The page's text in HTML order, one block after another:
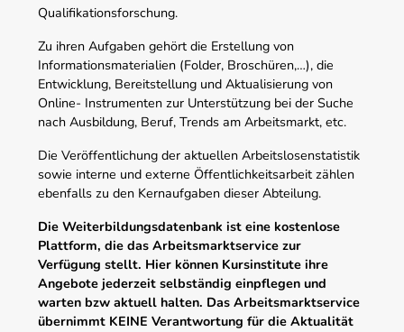
Qualifikationsforschung.
Zu ihren Aufgaben gehört die Erstellung von
Informationsmaterialien (Folder, Broschüren,…), die
Entwicklung, Bereitstellung und Aktualisierung von
Online- Instrumenten zur Unterstützung bei der Suche
nach Ausbildung, Beruf, Trends am Arbeitsmarkt, etc.
Die Veröffentlichung der aktuellen Arbeitslosenstatistik
sowie interne und externe Öffentlichkeitsarbeit zählen
ebenfalls zu den Kernaufgaben dieser Abteilung.
Die Weiterbildungsdatenbank ist eine kostenlose
Plattform, die das Arbeitsmarktservice zur
Verfügung stellt. Hier können Kursinstitute ihre
Angebote jederzeit selbständig einpflegen und
warten bzw aktuell halten. Das Arbeitsmarktservice
übernimmt KEINE Verantwortung für die Aktualität